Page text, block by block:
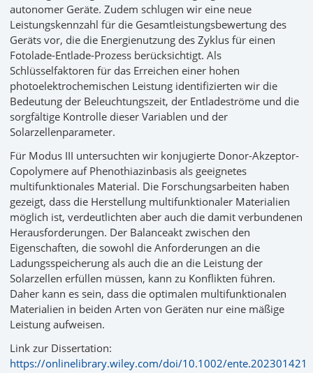
autonomer Geräte. Zudem schlugen wir eine neue
Leistungskennzahl für die Gesamtleistungsbewertung des
Geräts vor, die die Energienutzung des Zyklus für einen
Fotolade-Entlade-Prozess berücksichtigt. Als
Schlüsselfaktoren für das Erreichen einer hohen
photoelektrochemischen Leistung identifizierten wir die
Bedeutung der Beleuchtungszeit, der Entladeströme und die
sorgfältige Kontrolle dieser Variablen und der
Solarzellenparameter.
Für Modus III untersuchten wir konjugierte Donor-Akzeptor-
Copolymere auf Phenothiazinbasis als geeignetes
multifunktionales Material. Die Forschungsarbeiten haben
gezeigt, dass die Herstellung multifunktionaler Materialien
möglich ist, verdeutlichten aber auch die damit verbundenen
Herausforderungen. Der Balanceakt zwischen den
Eigenschaften, die sowohl die Anforderungen an die
Ladungsspeicherung als auch die an die Leistung der
Solarzellen erfüllen müssen, kann zu Konflikten führen.
Daher kann es sein, dass die optimalen multifunktionalen
Materialien in beiden Arten von Geräten nur eine mäßige
Leistung aufweisen.
Link zur Dissertation:
https://onlinelibrary.wiley.com/doi/10.1002/ente.202301421